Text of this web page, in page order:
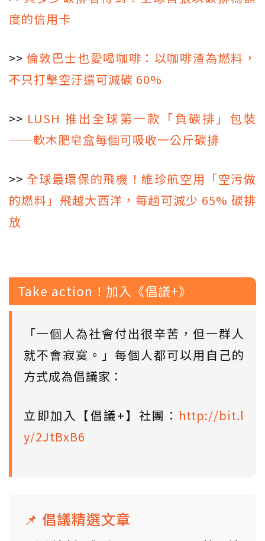
度的信用卡
>> 倫敦巴士也愛喝咖啡：以咖啡渣為燃料，
不只打擊空汙還可減碳 60%
>> LUSH 推出全球第一款「負碳排」包裝
——軟木肥皂盒每個可吸收一公斤碳排
>> 全球最環保的飛機！維珍航空用「空污做
的燃料」飛越大西洋，每趟可減少 65% 碳排
放
Take action！加入《倡議+》
「一個人為社會付出很辛苦，但一群人
就不會寂寞。」每個人都可以用自己的
方式成為倡議家：
立即加入【倡議+】社團： http://bit.l
y/2JtBxB6
📌 倡議精選文章